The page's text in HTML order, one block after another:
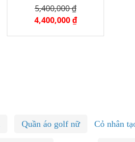
5,400,000 ₫
4,400,000 ₫
Quần áo golf nữ Cỏ nhân